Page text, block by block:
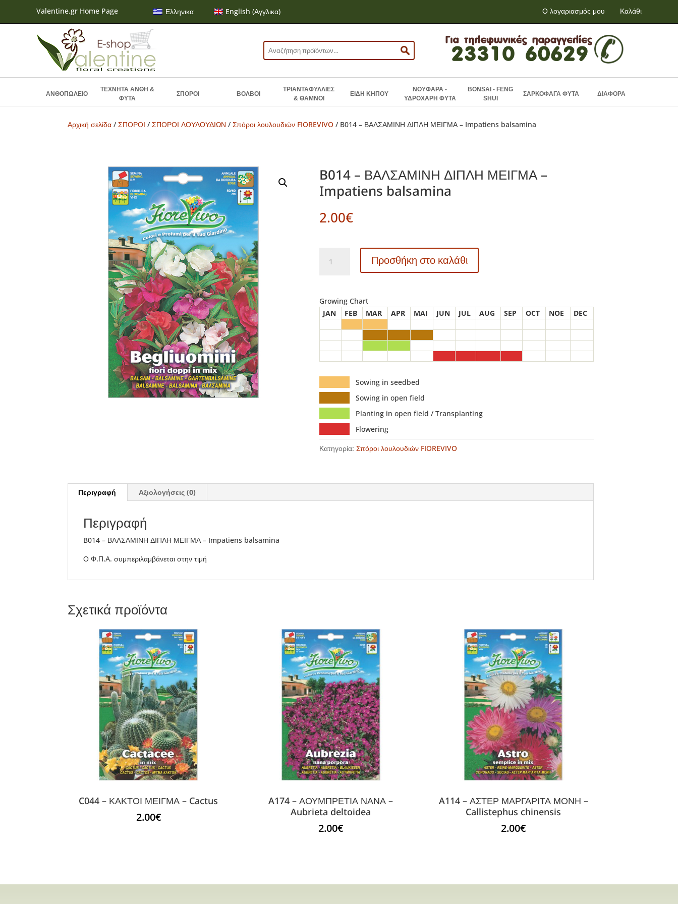
Valentine.gr Home Page Ελληνικα English (Αγγλικα) Ο λογαριασμός μου Καλάθι
Αναζήτηση
για:
ΑΝΘΟΠΩΛΕΙΟ
ΤΕΧΝΗΤΑ ΑΝΘΗ &
ΦΥΤΑ
ΣΠΟΡΟΙ ΒΟΛΒΟΙ
ΤΡΙΑΝΤΑΦΥΛΛΙΕΣ
& ΘΑΜΝΟΙ
ΕΙΔΗ ΚΗΠΟΥ
ΝΟΥΦΑΡΑ -
ΥΔΡΟΧΑΡΗ ΦΥΤΑ
BONSAI - FENG
SHUI
ΣΑΡΚΟΦΑΓΑ ΦΥΤΑ ΔΙΑΦΟΡΑ
Αρχική σελίδα /ΣΠΟΡΟΙ /ΣΠΟΡΟΙ ΛΟΥΛΟΥΔΙΩΝ /Σπόροι λουλουδιών FIOREVIVO / B014 – ΒΑΛΣΑΜΙΝΗ ΔΙΠΛΗ ΜΕΙΓΜΑ – Impatiens balsamina
B014 – ΒΑΛΣΑΜΙΝΗ ΔΙΠΛΗ ΜΕΙΓΜΑ –
Impatiens balsamina
2.00€
ΜΕΙΓΜΑ
Προσθήκη στο καλάθι
Growing Chart
JAN
FEB MAR APR MAI JUN JUL AUG SEP OCT NOE DEC
Sowing in seedbed
Sowing in open field
Planting in open field / Transplanting
Flowering
Κατηγορία:Σπόροι λουλουδιών FIOREVIVO
Περιγραφή Αξιολογήσεις (0)
Περιγραφή
B014 – ΒΑΛΣΑΜΙΝΗ ΔΙΠΛΗ ΜΕΙΓΜΑ – Impatiens balsamina
Ο Φ.Π.Α. συμπεριλαμβάνεται στην τιμή
Σχετικά προϊόντα
C044 – ΚΑΚΤΟΙ ΜΕΙΓΜΑ – Cactus
2.00€
A174 – ΑΟΥΜΠΡΕΤΙΑ ΝΑΝΑ –
Aubrieta deltoidea
2.00€
A114 – ΑΣΤΕΡ ΜΑΡΓΑΡΙΤΑ ΜΟΝΗ –
Callistephus chinensis
2.00€